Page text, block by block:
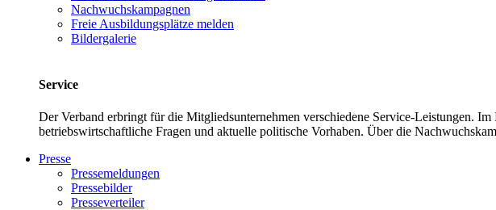
Nachwuchskampagnen
Freie Ausbildungsplätze melden
Bildergalerie
Service
Der Verband erbringt für die Mitgliedsunternehmen verschiedene Service-Leistungen.
betriebswirtschaftliche Fragen und aktuelle politische Vorhaben. Über die
Presse
Pressemeldungen
Pressebilder
Presseverteiler